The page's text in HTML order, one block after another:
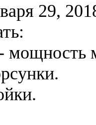
29,
мощность